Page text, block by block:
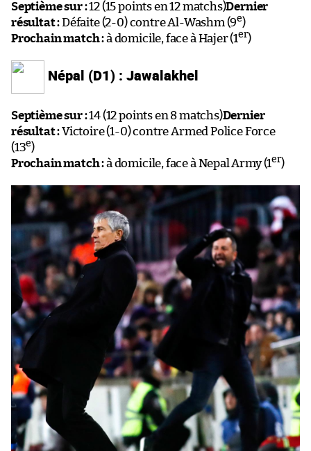
Septième sur :12 (15 points en 12 matchs)Dernier
résultat :Défaite (2-0) contre Al-Washm (9e)
Prochain match :à domicile, face à Hajer (1er)
Népal (D1) : Jawalakhel
Septième sur :14 (12 points en 8 matchs)Dernier
résultat :Victoire (1-0) contre Armed Police Force
(13e)
Prochain match :à domicile, face à Nepal Army (1er)